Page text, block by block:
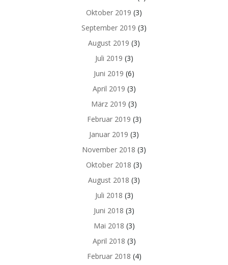
Oktober 2019 (3)
September 2019 (3)
August 2019 (3)
Juli 2019 (3)
Juni 2019 (6)
April 2019 (3)
März 2019 (3)
Februar 2019 (3)
Januar 2019 (3)
November 2018 (3)
Oktober 2018 (3)
August 2018 (3)
Juli 2018 (3)
Juni 2018 (3)
Mai 2018 (3)
April 2018 (3)
Februar 2018 (4)